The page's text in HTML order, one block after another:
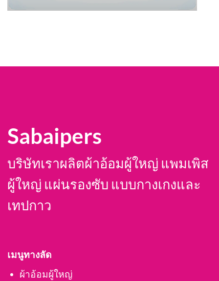
Sabaipers
บริษัทเราผลิตผ้าอ้อมผู้ใหญ่ แพมเพิส
ผู้ใหญ่ แผ่นรองซับ แบบกางเกงและ
เทปกาว
เมนูทางลัด
ผ้าอ้อมผู้ใหญ่